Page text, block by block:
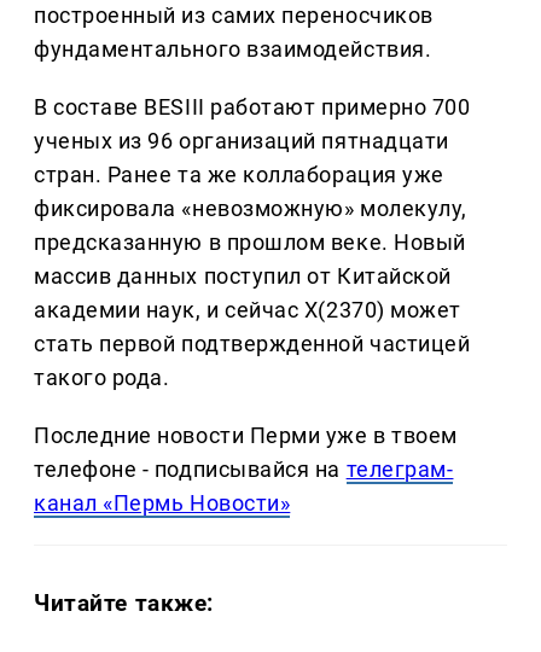
построенный из самих переносчиков
фундаментального взаимодействия.
В составе BESIII работают примерно 700
ученых из 96 организаций пятнадцати
стран. Ранее та же коллаборация уже
фиксировала «невозможную» молекулу,
предсказанную в прошлом веке. Новый
массив данных поступил от Китайской
академии наук, и сейчас X(2370) может
стать первой подтвержденной частицей
такого рода.
Последние новости Перми уже в твоем
телефоне - подписывайся на телеграм-
канал «Пермь Новости»
Читайте также: